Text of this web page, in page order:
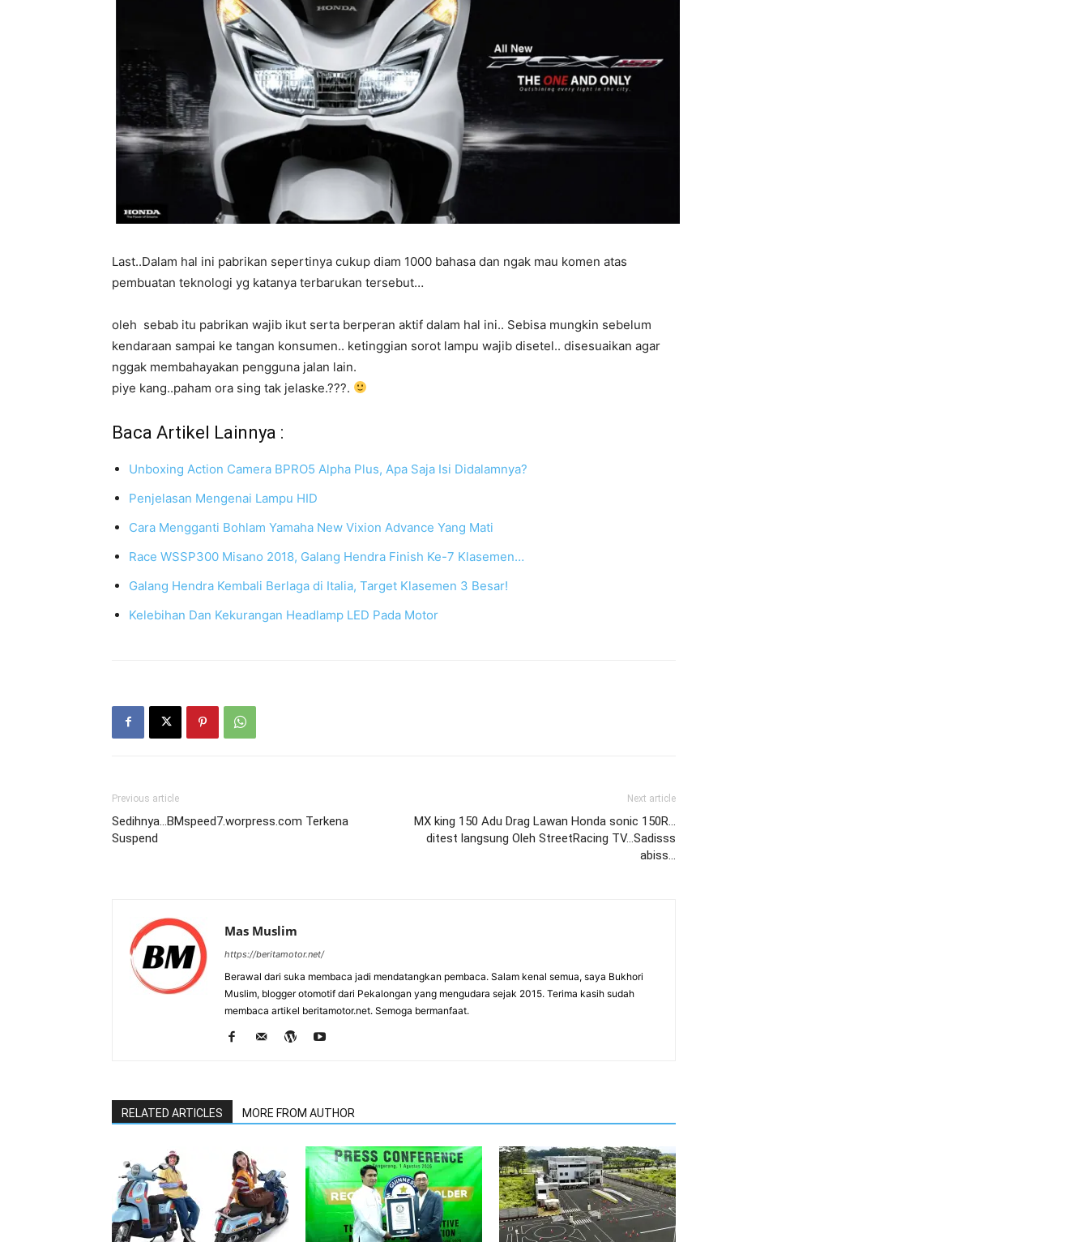
Last..Dalam hal ini pabrikan sepertinya cukup diam 1000 bahasa dan ngak mau komen atas
pembuatan teknologi yg katanya terbarukan tersebut…
oleh sebab itu pabrikan wajib ikut serta berperan aktif dalam hal ini.. Sebisa mungkin sebelum
kendaraan sampai ke tangan konsumen.. ketinggian sorot lampu wajib disetel.. disesuaikan agar
nggak membahayakan pengguna jalan lain.
piye kang..paham ora sing tak jelaske.???.
Baca Artikel Lainnya :
Unboxing Action Camera BPRO5 Alpha Plus, Apa Saja Isi Didalamnya?
Penjelasan Mengenai Lampu HID
Cara Mengganti Bohlam Yamaha New Vixion Advance Yang Mati
Race WSSP300 Misano 2018, Galang Hendra Finish Ke-7 Klasemen…
Galang Hendra Kembali Berlaga di Italia, Target Klasemen 3 Besar!
Kelebihan Dan Kekurangan Headlamp LED Pada Motor
Previous article
Sedihnya…BMspeed7.worpress.com Terkena
Suspend
Next article
MX king 150 Adu Drag Lawan Honda sonic 150R…
ditest langsung Oleh StreetRacing TV…Sadisss
abiss…
Mas Muslim
https://beritamotor.net/
Berawal dari suka membaca jadi mendatangkan pembaca. Salam kenal semua, saya Bukhori
Muslim, blogger otomotif dari Pekalongan yang mengudara sejak 2015. Terima kasih sudah
membaca artikel beritamotor.net. Semoga bermanfaat.
RELATED ARTICLES MORE FROM AUTHOR